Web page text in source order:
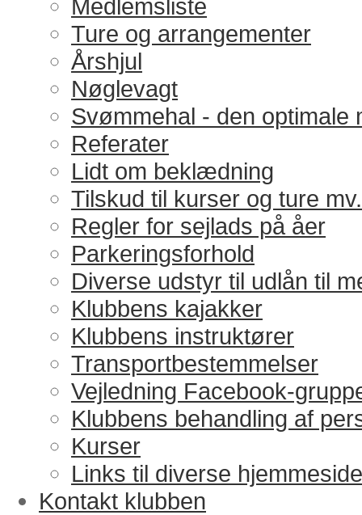
Medlemsliste
Ture og arrangementer
Årshjul
Nøglevagt
Svømmehal - den optimale
Referater
Lidt om beklædning
Tilskud til kurser og ture mv.
Regler for sejlads på åer
Parkeringsforhold
Diverse udstyr til udlån til
Klubbens kajakker
Klubbens instruktører
Transportbestemmelser
Vejledning Facebook-
Klubbens behandling af
Kurser
Links til diverse
Kontakt klubben